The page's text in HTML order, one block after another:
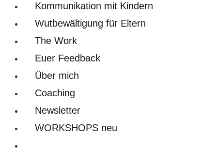
Kommunikation mit Kindern
Wutbewältigung für Eltern
The Work
Euer Feedback
Über mich
Coaching
Newsletter
WORKSHOPS neu